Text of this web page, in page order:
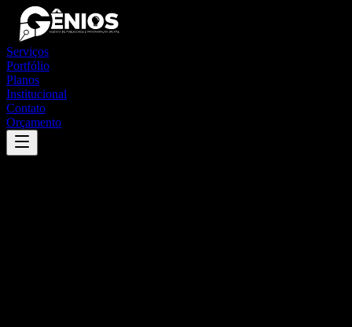
Serviços
Portfólio
Planos
Institucional
Contato
Orçamento